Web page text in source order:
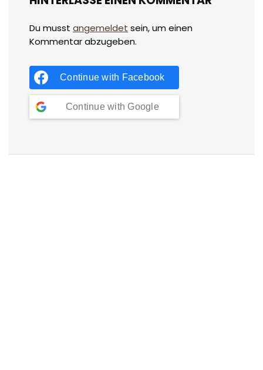
Du musst angemeldet sein, um einen
Kommentar abzugeben.
Continue with Facebook
Continue with Google